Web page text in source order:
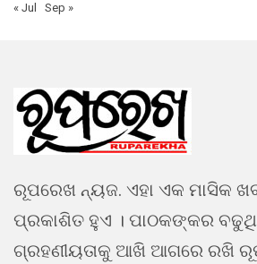
« Jul
Sep »
ରୂପରେଖ ନ୍ୟଜ. ଏହା ଏକ ମାସିକ
ପ୍ରକାଶିତ ହୁଏ । ପାଠକଙ୍କର
ଗ୍ରହଣୀୟତାକୁ ଆଖି ଆଗରେ ରଖି